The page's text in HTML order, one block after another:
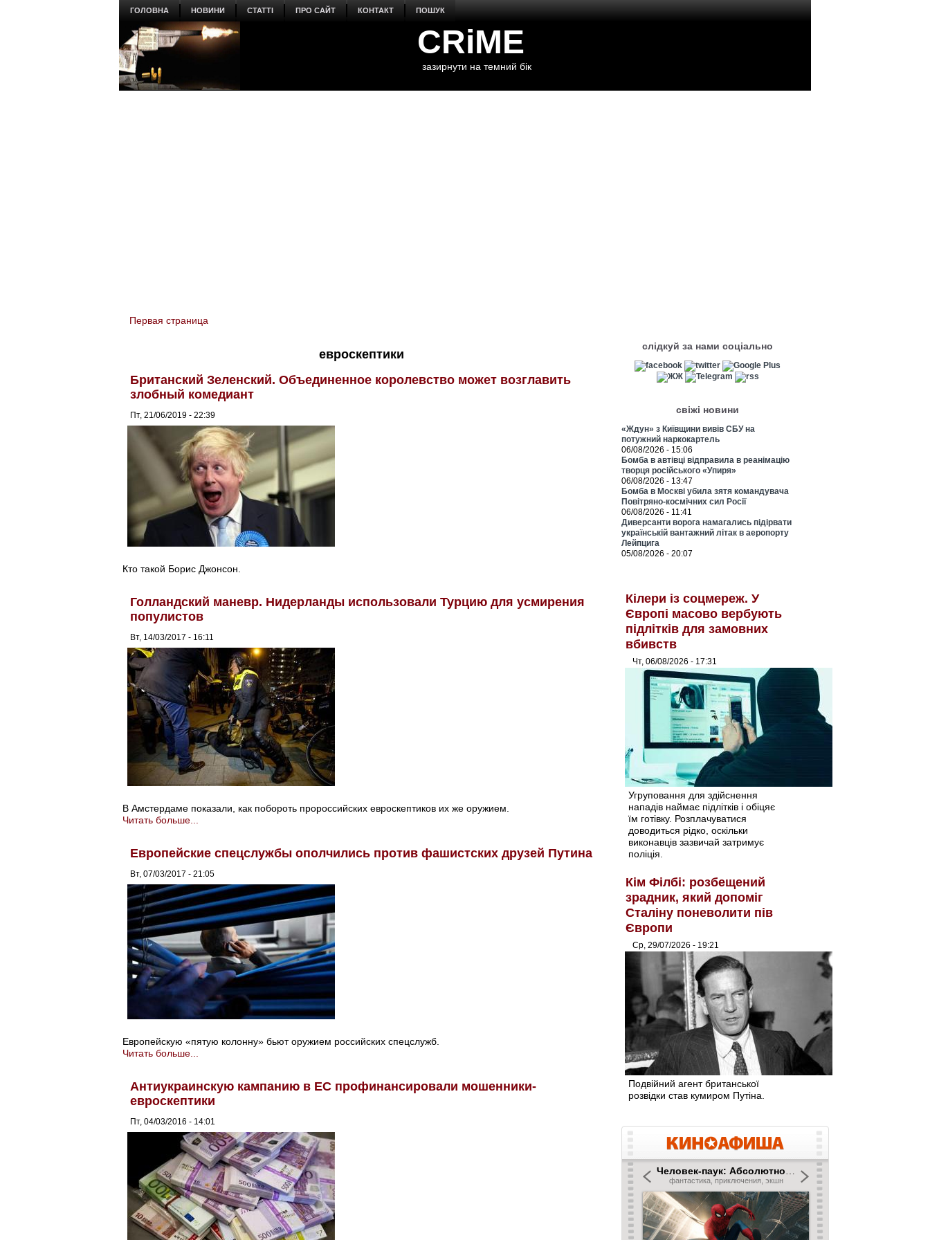
ГОЛОВНА НОВИНИ СТАТТІ ПРО САЙТ КОНТАКТ ПОШУК
CRiME
зазирнути на темний бік
You are here
Первая страница
евроскептики
Британский Зеленский. Объединенное королевство может возглавить
злобный комедиант
Пт, 21/06/2019 - 22:39
Кто такой Борис Джонсон.
Голландский маневр. Нидерланды использовали Турцию для усмирения
популистов
Вт, 14/03/2017 - 16:11
В Амстердаме показали, как побороть пророссийских евроскептиков их же оружием.
Читать больше...
Европейские спецслужбы ополчились против фашистских друзей Путина
Вт, 07/03/2017 - 21:05
Европейскую «пятую колонну» бьют оружием российских спецслужб.
Читать больше...
Антиукраинскую кампанию в ЕС профинансировали мошенники-
евроскептики
Пт, 04/03/2016 - 14:01
слідкуй за нами соціально
свіжі новини
«Ждун» з Київщини вивів СБУ на
потужний наркокартель
06/08/2026 - 15:06
Бомба в автівці відправила в реанімацію
творця російського «Упиря»
06/08/2026 - 13:47
Бомба в Москві убила зятя командувача
Повітряно-космічних сил Росії
06/08/2026 - 11:41
Диверсанти ворога намагались підірвати
українській вантажний літак в аеропорту
Лейпцига
05/08/2026 - 20:07
Кілери із соцмереж. У
Європі масово вербують
підлітків для замовних
вбивств
Чт, 06/08/2026 - 17:31
Угруповання для здійснення
нападів наймає підлітків і обіцяє
їм готівку. Розплачуватися
доводиться рідко, оскільки
виконавців зазвичай затримує
поліція.
Кім Філбі: розбещений
зрадник, який допоміг
Сталіну поневолити пів
Європи
Ср, 29/07/2026 - 19:21
Подвійний агент британської
розвідки став кумиром Путіна.